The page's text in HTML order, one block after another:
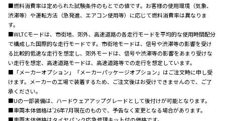
■燃料消費率は定められた試験条件のもとでの値です。お客様の使用環境（気象、
渋滞等）や運転方法（急発進、エアコン使用等）に応じて燃料消費率は異なりま
す。
■WLTCモードは、市街地、郊外、高速道路の各走行モードを平均的な使用時間配分
で構成した国際的な走行モードです。市街地モードは、信号や渋滞等の影響を受け
る比較的低速な走行を想定し、郊外モードは、信号や渋滞等の影響をあまり受けな
い走行を想定、高速道路モードは、高速道路等での走行を想定しています。
■「メーカーオプション」「メーカーパッケージオプション」はご注文時に申し受
けます。メーカーの工場で装着するため、ご注文後はお受けできませんので、ご了
承ください。
■Uの一部装備は、ハードウェアアップグレードとして後付けが可能となります。
■車両本体価格は'26年7月現在のもので、予告なく変更となる場合があります。
■車両本体価格はタイヤパンク応急修理キット付の価格です。